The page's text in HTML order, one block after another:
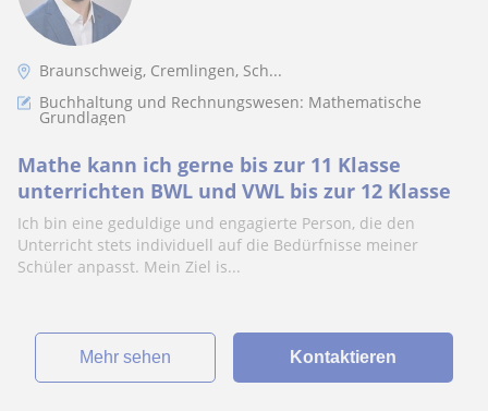
Braunschweig, Cremlingen, Sch...
Buchhaltung und Rechnungswesen: Mathematische
Grundlagen
Mathe kann ich gerne bis zur 11 Klasse
unterrichten BWL und VWL bis zur 12 Klasse
Ich bin eine geduldige und engagierte Person, die den
Unterricht stets individuell auf die Bedürfnisse meiner
Schüler anpasst. Mein Ziel is...
Mehr sehen Kontaktieren